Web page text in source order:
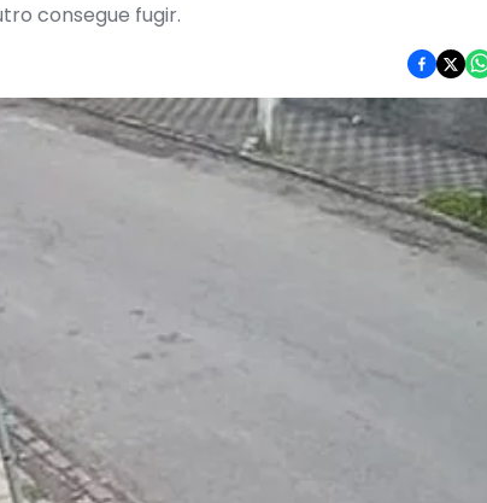
consegue fugir.